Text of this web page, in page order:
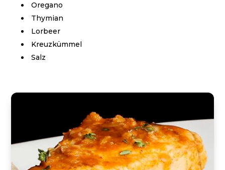
Oregano
Thymian
Lorbeer
Kreuzkümmel
Salz